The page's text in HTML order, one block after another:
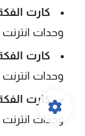
كارت الفكة 2,5
وحدات
كارت الفكة 5
وحدات
كارت الفكة 9
وحدات انترنت